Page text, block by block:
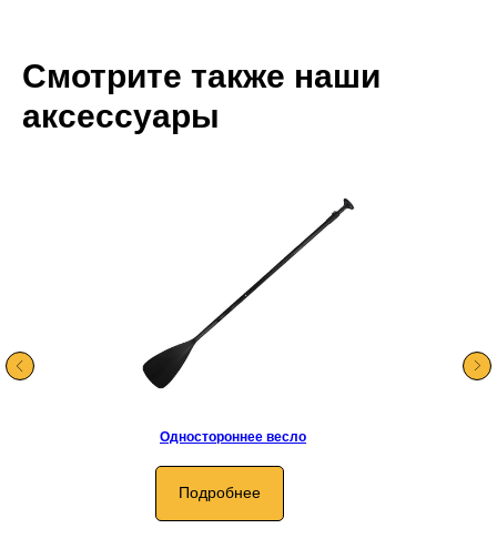
Смотрите также наши
аксессуары
Одностороннее весло
Подробнее